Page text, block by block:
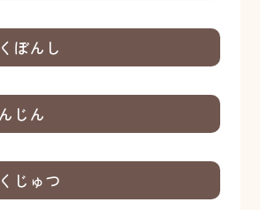
ぼんし
ん
じゅつ